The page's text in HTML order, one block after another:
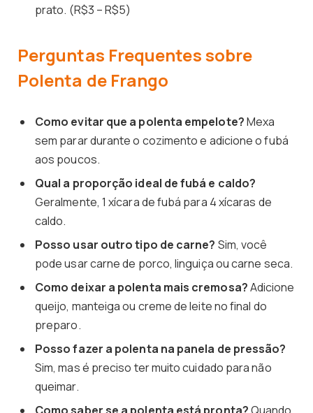
prato. (R$3 – R$5)
Perguntas Frequentes sobre
Polenta de Frango
Como evitar que a polenta empelote?Mexa
sem parar durante o cozimento e adicione o fubá
aos poucos.
Qual a proporção ideal de fubá e caldo?
Geralmente, 1 xícara de fubá para 4 xícaras de
caldo.
Posso usar outro tipo de carne? Sim, você
pode usar carne de porco, linguiça ou carne seca.
Como deixar a polenta mais cremosa?Adicione
queijo, manteiga ou creme de leite no final do
preparo.
Posso fazer a polenta na panela de pressão?
Sim, mas é preciso ter muito cuidado para não
queimar.